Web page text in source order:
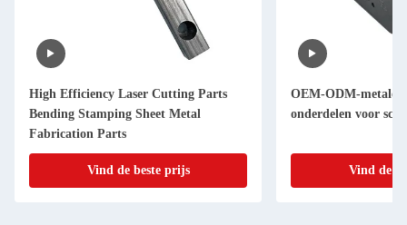
High Efficiency Laser Cutting Parts
Bending Stamping Sheet Metal
Fabrication Parts
Vind de beste prijs
OEM-ODM-metalen
onderdelen voor
Vind de